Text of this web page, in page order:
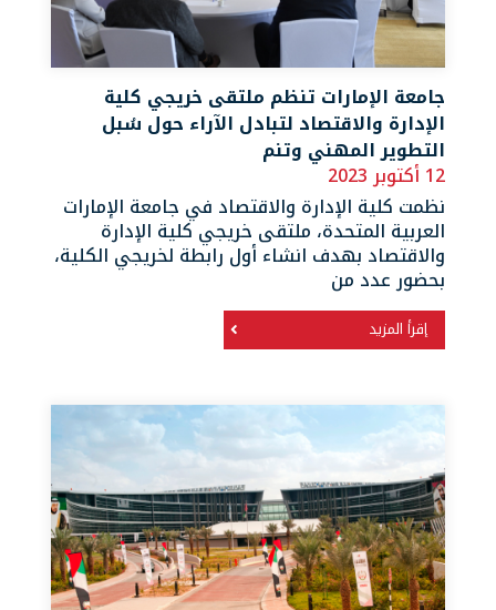
جامعة الإمارات تنظم ملتقى خريجي كلية
الإدارة والاقتصاد لتبادل الآراء حول سُبل
التطوير المهني وتنم
12 أكتوبر 2023
نظمت كلية الإدارة والاقتصاد في جامعة الإمارات
العربية المتحدة، ملتقى خريجي كلية الإدارة
والاقتصاد بهدف انشاء أول رابطة لخريجي الكلية،
بحضور عدد من
إقرأ المزيد